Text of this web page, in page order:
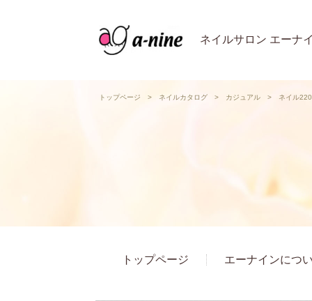
ネイルサロン エーナ
トップページ > ネイルカタログ > カジュアル > ネイル
トップページ エーナインにつ